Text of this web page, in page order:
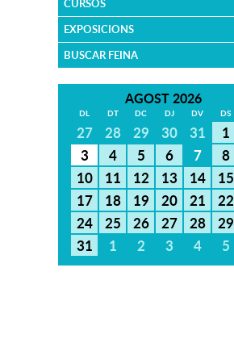
CURSOS
EXPOSICIONS
BUSCAR FEINA
AGOST 2026
DL DT DC DJ DV DS
27 28 29 30 31 1
3
4 5 6 7 8
10
11 12 13 14 15
17
18 19 20 21 22
24
25 26 27 28 29
31
1 2 3 4 5